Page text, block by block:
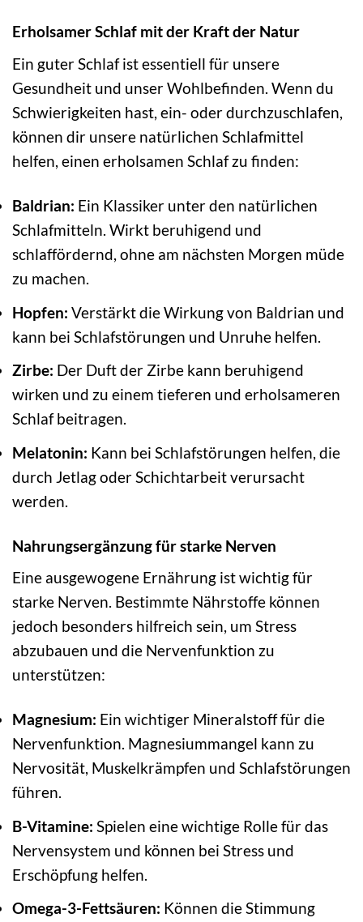
Erholsamer Schlaf mit der Kraft der Natur
Ein guter Schlaf ist essentiell für unsere
Gesundheit und unser Wohlbefinden. Wenn du
Schwierigkeiten hast, ein- oder durchzuschlafen,
können dir unsere natürlichen Schlafmittel
helfen, einen erholsamen Schlaf zu finden:
Baldrian: Ein Klassiker unter den natürlichen
Schlafmitteln. Wirkt beruhigend und
schlaffördernd, ohne am nächsten Morgen müde
zu machen.
Hopfen: Verstärkt die Wirkung von Baldrian und
kann bei Schlafstörungen und Unruhe helfen.
Zirbe: Der Duft der Zirbe kann beruhigend
wirken und zu einem tieferen und erholsameren
Schlaf beitragen.
Melatonin: Kann bei Schlafstörungen helfen, die
durch Jetlag oder Schichtarbeit verursacht
werden.
Nahrungsergänzung für starke Nerven
Eine ausgewogene Ernährung ist wichtig für
starke Nerven. Bestimmte Nährstoffe können
jedoch besonders hilfreich sein, um Stress
abzubauen und die Nervenfunktion zu
unterstützen:
Magnesium: Ein wichtiger Mineralstoff für die
Nervenfunktion. Magnesiummangel kann zu
Nervosität, Muskelkrämpfen und Schlafstörungen
führen.
B-Vitamine: Spielen eine wichtige Rolle für das
Nervensystem und können bei Stress und
Erschöpfung helfen.
Omega-3-Fettsäuren: Können die Stimmung